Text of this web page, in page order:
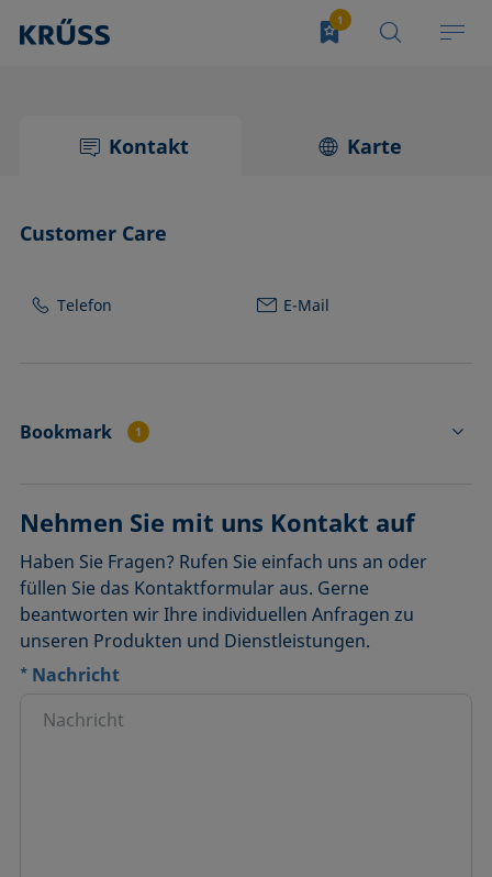
Kontakt Karte
Customer Care
Telefon E-Mail
Bookmark 1
Nehmen Sie mit uns Kontakt auf
Haben Sie Fragen? Rufen Sie einfach uns an oder
füllen Sie das Kontaktformular aus. Gerne
beantworten wir Ihre individuellen Anfragen zu
unseren Produkten und Dienstleistungen.
* Nachricht